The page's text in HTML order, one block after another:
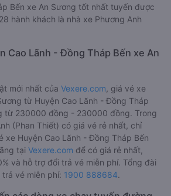
Bến xe An Sương tốt nhất tuyến được
hành khách là nhà xe Phương Anh
Cao Lãnh - Đồng Tháp Bến xe An
mới nhất của Vexere.com , giá vé xe
từ Huyện Cao Lãnh - Đồng Tháp
từ 230000 đồng - 230000 đồng. Trong
(Phan Thiết) có giá vé rẻ nhất, chỉ
Huyện Cao Lãnh - Đồng Tháp Bến
tại Vexere.com để có giá rẻ nhất,
và hỗ trợ đổi trả vé miễn phí. Tổng đài
vé miễn phí: 1900 888684.